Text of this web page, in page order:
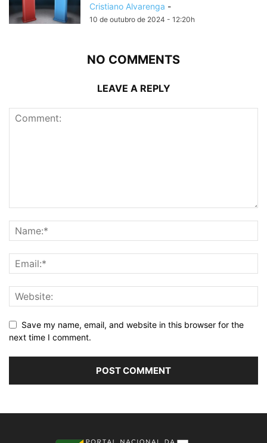
Cristiano Alvarenga -
10 de outubro de 2024 - 12:20h
NO COMMENTS
LEAVE A REPLY
Save my name, email, and website in this browser for the
next time I comment.